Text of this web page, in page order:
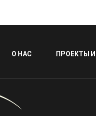
О НАС ПРОЕКТЫ